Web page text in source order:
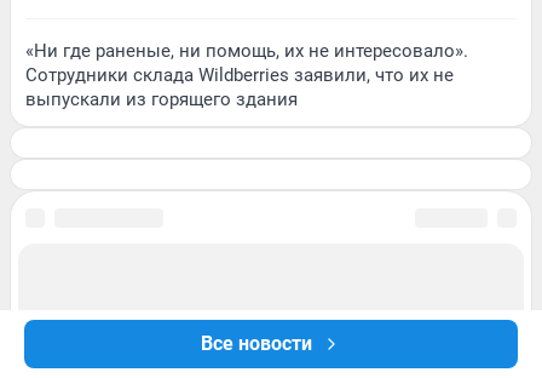
Все новости
«Ни где раненые, ни помощь, их не интересовало».
Сотрудники склада Wildberries заявили, что их не
выпускали из горящего здания